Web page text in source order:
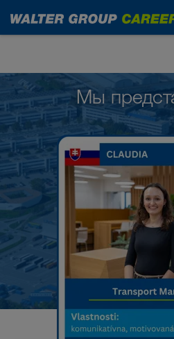
Люди в WALTER GROUP
Мы